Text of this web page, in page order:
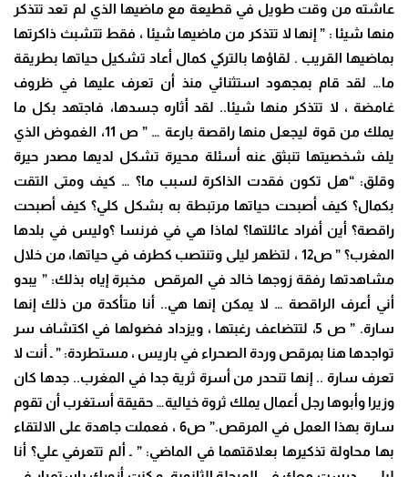
عاشته من وقت طويل في قطيعة مع ماضيها الذي لم تعد تتذكر
منها شيئا : ” إنها لا تتذكر من ماضيها شيئا ، فقط تتشبث ذاكرتها
بماضيها القريب . لقاؤها بالتركي كمال أعاد تشكيل حياتها بطريقة
ما… لقد قام بمجهود استثنائي منذ أن تعرف عليها في ظروف
غامضة ، لا تتذكر منها شيئا.. لقد أثاره جسدها، فاجتهد بكل ما
يملك من قوة ليجعل منها راقصة بارعة … ” ص 11، الغموض الذي
يلف شخصيتها تنبثق عنه أسئلة محيرة تشكل لديها مصدر حيرة
وقلق: “هل تكون فقدت الذاكرة لسبب ما؟ … كيف ومتى التقت
بكمال؟ كيف أصبحت حياتها مرتبطة به بشكل كلي؟ كيف أصبحت
راقصة؟ أين أفراد عائلتها؟ لماذا هي في فرنسا ؟وليس في بلدها
المغرب؟ ” ص12 ، لتظهر ليلى وتنتصب كطرف في حياتها، من خلال
مشاهدتها رفقة زوجها خالد في المرقص مخبرة إياه بذلك: ” يبدو
أني أعرف الراقصة … لا يمكن إنها هي.. أنا متأكدة من ذلك إنها
سارة. ” ص 5، لتتضاعف رغبتها ، ويزداد فضولها في اكتشاف سر
تواجدها هنا بمرقص وردة الصحراء في باريس ، مستطردة: ” ـ أنت لا
تعرف سارة .. إنها تنحدر من أسرة ثرية جدا في المغرب.. جدها كان
وزيرا وأبوها رجل أعمال يملك ثروة خيالية… حقيقة أستغرب أن تقوم
سارة بهذا العمل في المرقص.” ص6 ، فعملت جاهدة على الالتقاء
بها محاولة تذكيرها بعلاقتهما في الماضي: ” ـ ألم تتعرفي علي؟ أنا